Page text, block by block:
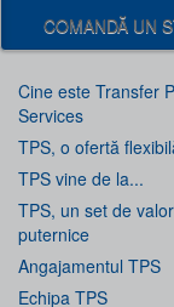
COMANDĂ UN
Cine este Transfer
Services
TPS, o ofertă
TPS vine de la...
TPS, un set de
puternice
Angajamentul TPS
Echipa TPS